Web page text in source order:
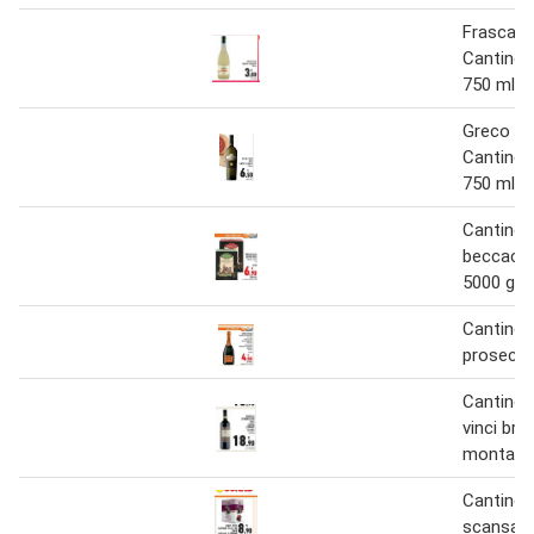
Frascati
Cantine
750 ml
Greco
Cantine
750 ml
Cantine
5000
Cantine
Cantine
vinci
Cantine